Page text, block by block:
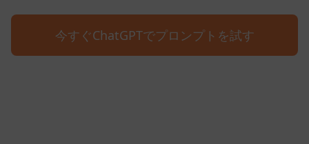
今すぐChatGPTでプロンプトを試す